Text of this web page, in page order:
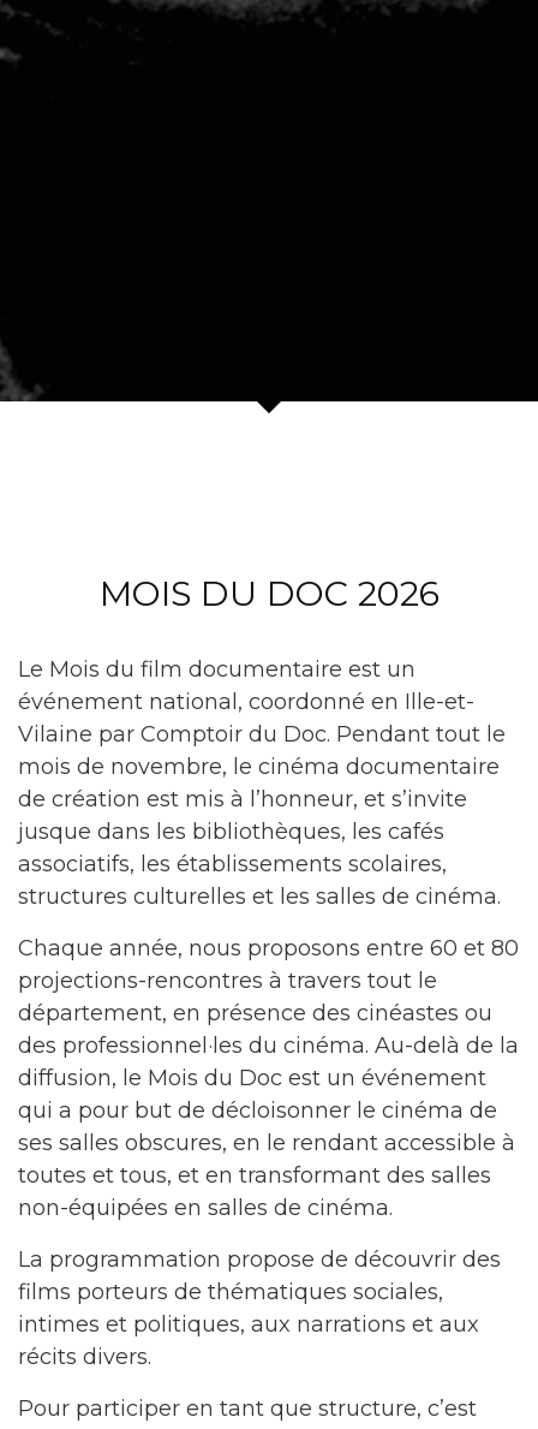
MOIS DU DOC 2026
Le Mois du film documentaire est un
événement national, coordonné en Ille-et-
Vilaine par Comptoir du Doc. Pendant tout le
mois de novembre, le cinéma documentaire
de création est mis à l’honneur, et s’invite
jusque dans les bibliothèques, les cafés
associatifs, les établissements scolaires,
structures culturelles et les salles de cinéma.
Chaque année, nous proposons entre 60 et 80
projections-rencontres à travers tout le
département, en présence des cinéastes ou
des professionnel·les du cinéma. Au-delà de la
diffusion, le Mois du Doc est un événement
qui a pour but de décloisonner le cinéma de
ses salles obscures, en le rendant accessible à
toutes et tous, et en transformant des salles
non-équipées en salles de cinéma.
La programmation propose de découvrir des
films porteurs de thématiques sociales,
intimes et politiques, aux narrations et aux
récits divers.
Pour participer en tant que structure, c’est